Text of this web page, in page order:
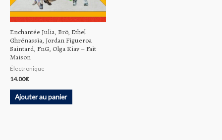
Enchantée Julia, Brö, Ethel
Ghrénassia, Jordan Figueroa
Saintard, FnG, Olga Kiav ‎– Fait
Maison
Électronique
14.00€
Ajouter au panier